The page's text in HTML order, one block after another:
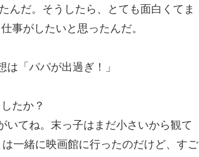
んだ。そうしたら、とても面白くてま
事がしたいと思ったんだ。
「パパが出過ぎ！」
たか？
いてね。末っ子はまだ小さいから観て
一緒に映画館に行ったのだけど、すご